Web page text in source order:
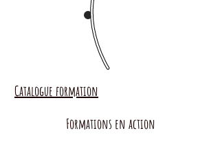
Catalogue formation
Formations en action